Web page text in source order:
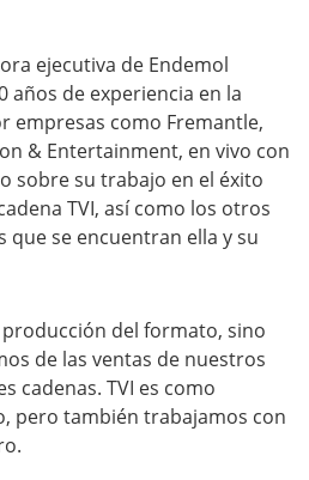
ejecutiva de Endemol
años de experiencia en la
empresas como Fremantle,
& Entertainment, en vivo con
sobre su trabajo en el éxito
TVI, así como los otros
que se encuentran ella y su
del formato, sino
de las ventas de nuestros
cadenas. TVI es como
pero también trabajamos con